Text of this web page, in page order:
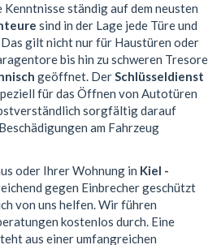
ständig auf dem neusten
sind in der Lage jede Türe und
gilt nicht nur für Haustüren oder
bis hin zu schweren Tresore
geöffnet. DerSchlüsseldienst
für das Öffnen von Autotüren
sorgfältig darauf
am Fahrzeug
oder Ihrer Wohnung in Kiel -
gegen Einbrecher geschützt
von uns helfen. Wir führen
kostenlos durch. Eine
aus einer umfangreichen